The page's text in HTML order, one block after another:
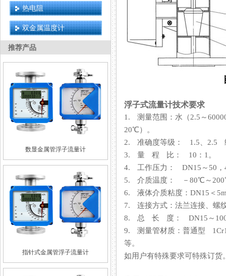
热电阻
双金属温度计
推荐产品
数显金属管浮子流量计
指针式金属管浮子流量计
浮子式流量计技术要求
1. 测量范围：水（2.5～
20℃）。
2. 准确度等级： 1.5、2.5 级
3. 量 程 比： 10：1。
4. 工作压力： DN15～50
5. 介质温度： －80℃～
6. 液体介质粘度：DN15＜
7. 连接方式：法兰连接、
8. 总 长 度： DN15～100
9. 测量管材质：普通型
等。
如用户有特殊要求可特殊订货